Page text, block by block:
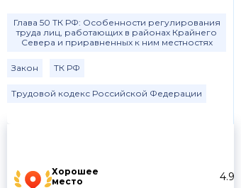
Хорошее
место
4.9
Глава 50 ТК РФ: Особенности регулирования
труда лиц, работающих в районах Крайнего
Севера и приравненных к ним местностях
Закон ТК РФ
Трудовой кодекс Российской Федерации